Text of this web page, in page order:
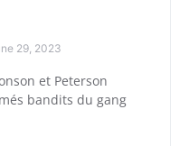
29, 2023
et Peterson
bandits du gang